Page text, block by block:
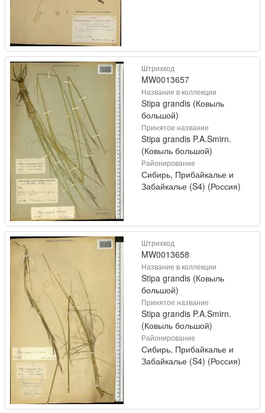
Штрихкод
MW0013657
Название в коллекции
Stipa grandis (Ковыль
большой)
Принятое название
Stipa grandis P.A.Smirn.
(Ковыль большой)
Районирование
Сибирь, Прибайкалье и
Забайкалье (S4) (Россия)
Штрихкод
MW0013658
Название в коллекции
Stipa grandis (Ковыль
большой)
Принятое название
Stipa grandis P.A.Smirn.
(Ковыль большой)
Районирование
Сибирь, Прибайкалье и
Забайкалье (S4) (Россия)